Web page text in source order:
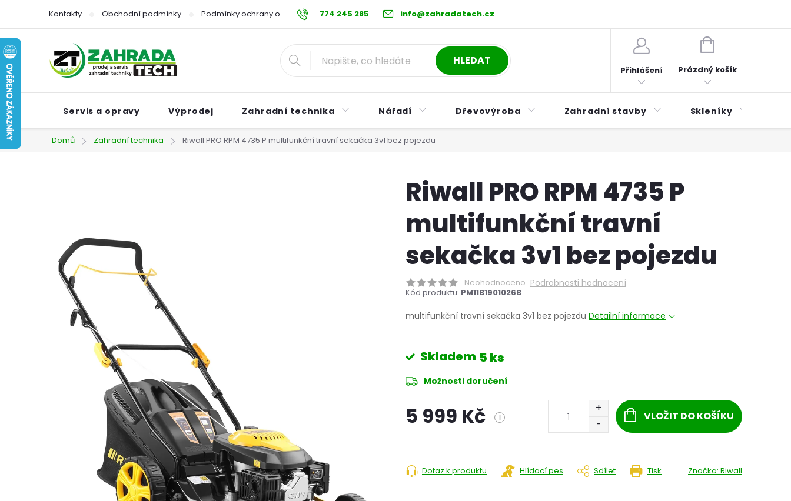
obsah
774 245 285 info@zahradatech.cz
Kontakty Obchodní podmínky Podmínky ochrany osobních údajů Reklamační řád Postup při nákupu na splátky ESSOX
HLEDAT
Přihlášení
NÁKUPNÍ
Prázdný košík
Servis a opravy Výprodej Zahradní technika Nářadí Dřevovýroba Zahradní stavby Skleníky
Domů Zahradní technika Riwall PRO RPM 4735 P multifunkční travní sekačka 3v1 bez pojezdu
Riwall PRO RPM 4735 P
multifunkční travní
sekačka 3v1 bez pojezdu
Neohodnoceno Podrobnosti hodnocení
Kód produktu: PM11B1901026B
multifunkční travní sekačka 3v1 bez pojezdu Detailní informace
Skladem 5 ks
Možnosti doručení
5 999 Kč i VLOŽIT DO KOŠÍKU
Tisk
Dotaz k produktu Hlídací pes Sdílet Značka: Riwall